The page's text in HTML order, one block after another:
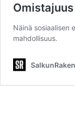
Näinä sosiaalisen
mahdollisuus.